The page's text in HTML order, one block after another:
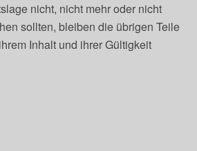
nicht, nicht mehr oder nicht
sollten, bleiben die übrigen Teile
Inhalt und ihrer Gültigkeit